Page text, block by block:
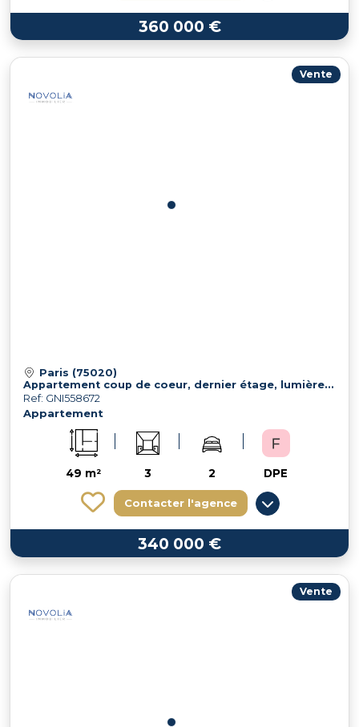
360 000 €
Vente
Paris (75020)
Appartement coup de coeur, dernier étage, lumière plus combles
Ref: GNI558672
Appartement
49 m² 3 2 DPE
Contacter l'agence
340 000 €
Vente